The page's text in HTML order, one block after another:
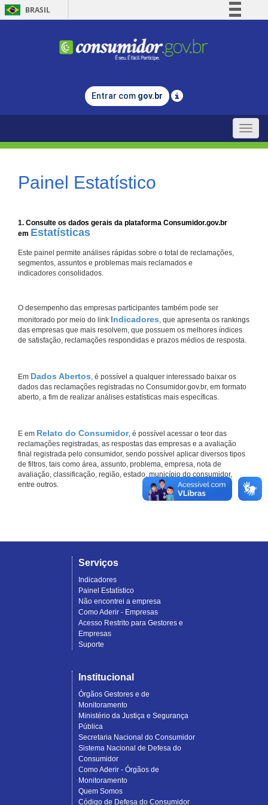
BRASIL
Comunica BR
Legislação
Entrar com gov.br
Toggle
Painel Estatístico
1. Consulte os dados gerais da plataforma Consumidor.gov.br
em Estatísticas
Este painel permite análises rápidas sobre o total de reclamações,
segmentos, assuntos e problemas mais reclamados e
indicadores consolidados.
O desempenho das empresas participantes também pode ser
monitorado por meio do link Indicadores, que apresenta os rankings
das empresas que mais resolvem, que possuem os melhores índices
de satisfação, reclamações respondidas e prazos médios de resposta.
Em Dados Abertos, é possível a qualquer interessado baixar os
dados das reclamações registradas no Consumidor.gov.br, em formato
aberto, a fim de realizar análises estatísticas mais específicas.
E em Relato do Consumidor, é possível acessar o teor das
reclamações registradas, as respostas das empresas e a avaliação
final registrada pelo consumidor, sendo possível aplicar diversos tipos
de filtros, tais como área, assunto, problema, empresa, nota de
avaliação, classificação, região, estado, município do consumidor,
entre outros.
Serviços
Indicadores
Painel Estatístico
Não encontrei a empresa
Como Aderir - Empresas
Acesso Restrito para Gestores e
Empresas
Suporte
Institucional
Órgãos Gestores e de
Monitoramento
Ministério da Justiça e Segurança
Pública
Secretaria Nacional do Consumidor
Sistema Nacional de Defesa do
Consumidor
Como Aderir - Órgãos de
Monitoramento
Quem Somos
Código de Defesa do Consumidor